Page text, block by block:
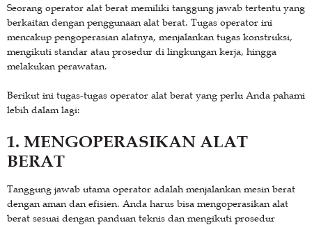
Seorang operator alat berat memiliki tanggung jawab tertentu yang
berkaitan dengan penggunaan alat berat. Tugas operator ini
mencakup pengoperasian alatnya, menjalankan tugas konstruksi,
mengikuti standar atau prosedur di lingkungan kerja, hingga
melakukan perawatan.
Berikut ini tugas-tugas operator alat berat yang perlu Anda pahami
lebih dalam lagi:
1. MENGOPERASIKAN ALAT
BERAT
Tanggung jawab utama operator adalah menjalankan mesin berat
dengan aman dan efisien. Anda harus bisa mengoperasikan alat
berat sesuai dengan panduan teknis dan mengikuti prosedur